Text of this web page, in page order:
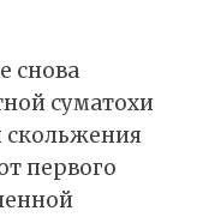
снова
суматохи
скольжения
первого